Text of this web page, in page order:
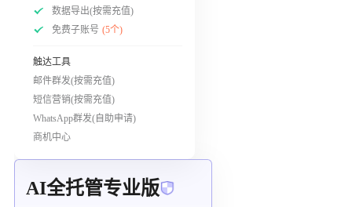
数据导出(按需充值)
免费子账号 (5个)
触达工具
邮件群发(按需充值)
短信营销(按需充值)
WhatsApp群发(自助申请)
商机中心
AI全托管专业版